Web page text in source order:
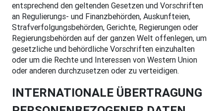
entsprechend den geltenden Gesetzen und Vorschriften
an Regulierungs- und Finanzbehörden, Auskunfteien,
Strafverfolgungsbehörden, Gerichte, Regierungen oder
Regierungsbehörden auf der ganzen Welt offenlegen, um
gesetzliche und behördliche Vorschriften einzuhalten
oder um die Rechte und Interessen von Western Union
oder anderen durchzusetzen oder zu verteidigen.
INTERNATIONALE ÜBERTRAGUNG